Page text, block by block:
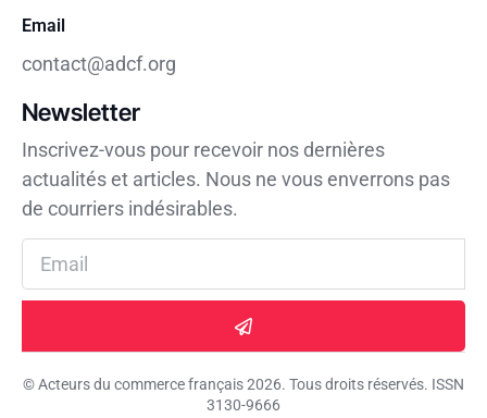
Email
contact@adcf.org
Newsletter
Inscrivez-vous pour recevoir nos dernières
actualités et articles. Nous ne vous enverrons pas
de courriers indésirables.
© Acteurs du commerce français 2026. Tous droits réservés. ISSN
3130-9666